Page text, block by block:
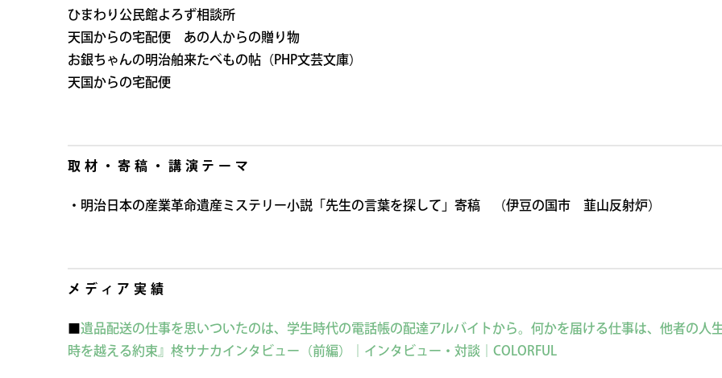
ひまわり公民館よろず相談所
天国からの宅配便 あの人からの贈り物
お銀ちゃんの明治舶来たべもの帖（PHP文芸文庫）
天国からの宅配便
取材・寄稿・講演テーマ
・明治日本の産業革命遺産ミステリー小説「先生の言葉を探して」寄稿 （伊豆の国市 韮山反射炉）
メディア実績
遺品配送の仕事を思いついたのは、学生時代の電話帳の配達アルバイトから。何かを届ける仕事は、他者の
時を越える約束』柊サナカインタビュー（前編）｜インタビュー・対談｜COLORFUL